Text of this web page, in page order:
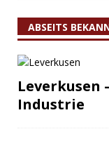
ABSEITS
Leverkusen
Industrie